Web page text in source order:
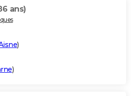
ans)
)
)